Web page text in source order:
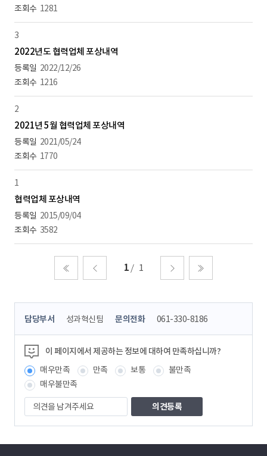
1281
3
2022년도 협력업체 포상내역
2022/12/26
1216
2
2021년 5월 협력업체 포상내역
2021/05/24
1770
1
협력업체 포상내역
2015/09/04
3582
1 1
콘
츠
정
보
책
임
자
담당부서 성과혁신팀 문의전화 061-330-8186
이 페이지에서 제공하는 정보에 대하여 만족하십니까?
매우만족
만족 보통
불만족
매우불만족
의
견
을
겨